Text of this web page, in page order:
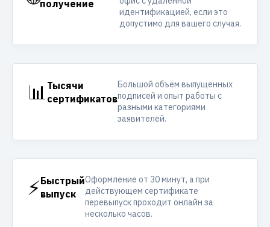
получение
идентификацией, если это
допустимо для вашего случая.
📊 Тысячи
сертификатов
Большой объём выпущенных
подписей и опыт работы с
разными категориями
заявителей.
⚡Быстрый
выпуск
Оформление от 30 минут, а при
действующем сертификате
перевыпуск проходит онлайн за
несколько часов.